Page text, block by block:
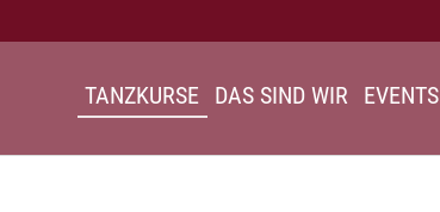
TANZKURSE DAS SIND WIR EVENTS